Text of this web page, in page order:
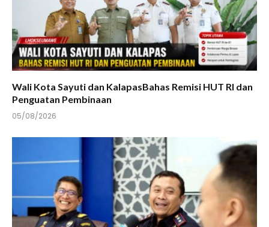
Wali Kota Sayuti dan KalapasBahas Remisi HUT RI dan
Penguatan Pembinaan
05/08/2026